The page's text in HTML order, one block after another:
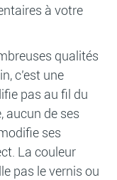
à votre
qualités
c’est une
pas au fil du
aucun de ses
ses
La couleur
pas le vernis ou